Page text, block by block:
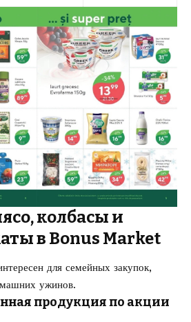
колбасы и
в Bonus Market
для семейных закупок,
ужинов.
продукция по акции